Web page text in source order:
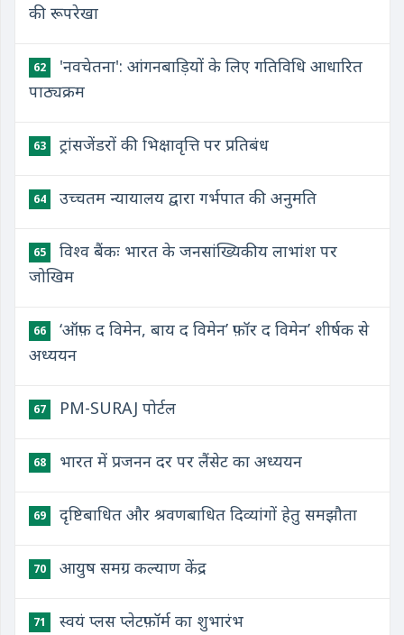
की रूपरेखा
62
'नवचेतना': आंगनबाड़ियों के लिए गतिविधि आधारित
पाठ्यक्रम
63 ​ट्रांसजेंडरों की भिक्षावृत्ति पर प्रतिबंध
64 ​उच्चतम न्यायालय द्वारा गर्भपात की अनुमति
65
विश्व बैंकः भारत के जनसांख्यिकीय लाभांश पर
जोखिम
66
‘ऑफ़ द विमेन, बाय द विमेन’ फ़ॉर द विमेन’ शीर्षक से
अध्ययन
67 PM-SURAJ पोर्टल
68 भारत में प्रजनन दर पर लैंसेट का अध्ययन
69 दृष्टिबाधित और श्रवणबाधित दिव्यांगों हेतु समझौता
70 आयुष समग्र कल्याण केंद्र
71 स्वयं प्लस प्लेटफ़ॉर्म का शुभारंभ